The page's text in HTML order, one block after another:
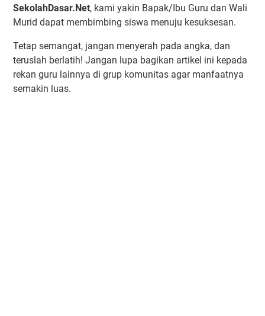
SekolahDasar.Net, kami yakin Bapak/Ibu Guru dan Wali
Murid dapat membimbing siswa menuju kesuksesan.
Tetap semangat, jangan menyerah pada angka, dan
teruslah berlatih! Jangan lupa bagikan artikel ini kepada
rekan guru lainnya di grup komunitas agar manfaatnya
semakin luas.